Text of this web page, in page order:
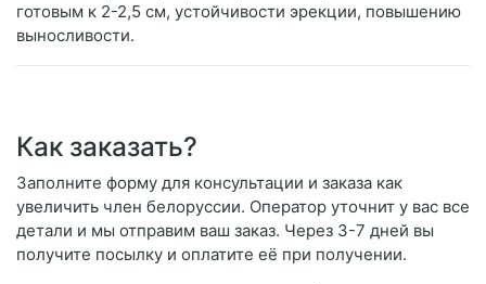
готовым к 2-2,5 см, устойчивости эрекции, повышению
выносливости.
Как заказать?
Заполните форму для консультации и заказа как
увеличить член белоруссии. Оператор уточнит у вас все
детали и мы отправим ваш заказ. Через 3-7 дней вы
получите посылку и оплатите её при получении.